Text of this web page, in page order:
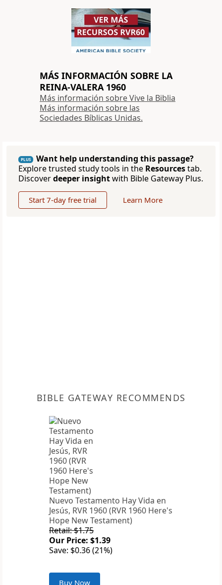
MÁS INFORMACIÓN SOBRE LA
REINA-VALERA 1960
Más información sobre Vive la Biblia
Más información sobre las
Sociedades Bíblicas Unidas.
PLUS
Want help understanding this passage?
Explore trusted study tools in the Resourcestab.
Discoverdeeper insightwith Bible Gateway Plus.
Start 7-day free trial Learn More
BIBLE GATEWAY RECOMMENDS
Nuevo Testamento Hay Vida en
Jesús, RVR 1960 (RVR 1960 Here's
Hope New Testament)
Retail: $1.75
Our Price: $1.39
Save: $0.36 (21%)
Buy Now